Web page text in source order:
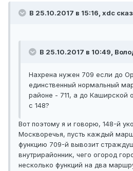
В 25.10.2017 в 15:16, xdc
В 25.10.2017 в 10:49,
Нахрена нужен 709 если до
единственный нормальный
районе - 711, а до Каширской
с 148?
Вот поэтому я и говорю, 148-й
Москворечья, пусть каждый
функцию 709-й вывозит
внутрирайонник, чего огород
несколько функций на два